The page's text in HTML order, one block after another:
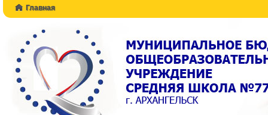
Главная